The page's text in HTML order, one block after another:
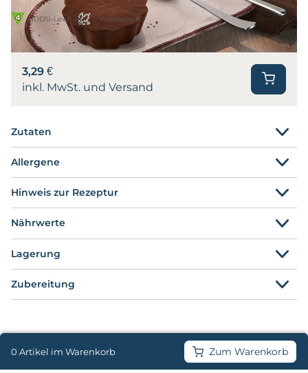
IDDSI-Level 4 Vegetarisch
3,29 €
inkl. MwSt. und Versand
Zutaten
Allergene
Hinweis zur Rezeptur
Nährwerte
Lagerung
Zubereitung
0 Artikel im Warenkorb Zum Warenkorb